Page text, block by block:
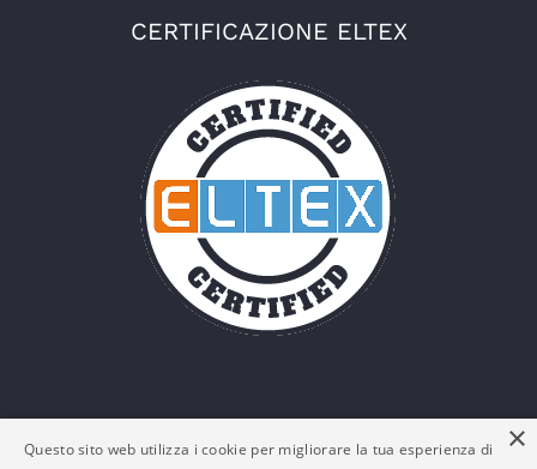
CERTIFICAZIONE ELTEX
×
Questo sito web utilizza i cookie per migliorare la tua esperienza di